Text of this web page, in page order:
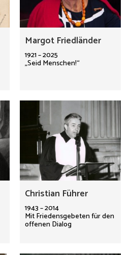
Margot Friedländer
1921 – 2025
„Seid Menschen!“
Christian Führer
1943 – 2014
Mit Friedensgebeten für den
offenen Dialog